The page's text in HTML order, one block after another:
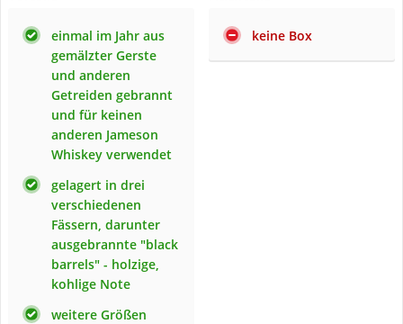
einmal im Jahr aus
gemälzter Gerste
und anderen
Getreiden gebrannt
und für keinen
anderen Jameson
Whiskey verwendet
gelagert in drei
verschiedenen
Fässern, darunter
ausgebrannte "black
barrels" - holzige,
kohlige Note
weitere Größen
keine Box